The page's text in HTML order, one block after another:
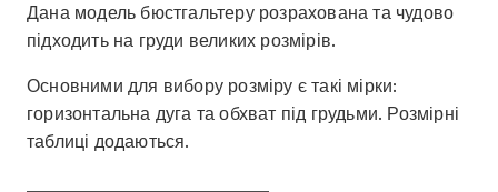
Дана модель бюстгальтеру розрахована та чудово
підходить на груди великих розмірів.
Основними для вибору розміру є такі мірки:
горизонтальна дуга та обхват під грудьми. Розмірні
таблиці додаються.